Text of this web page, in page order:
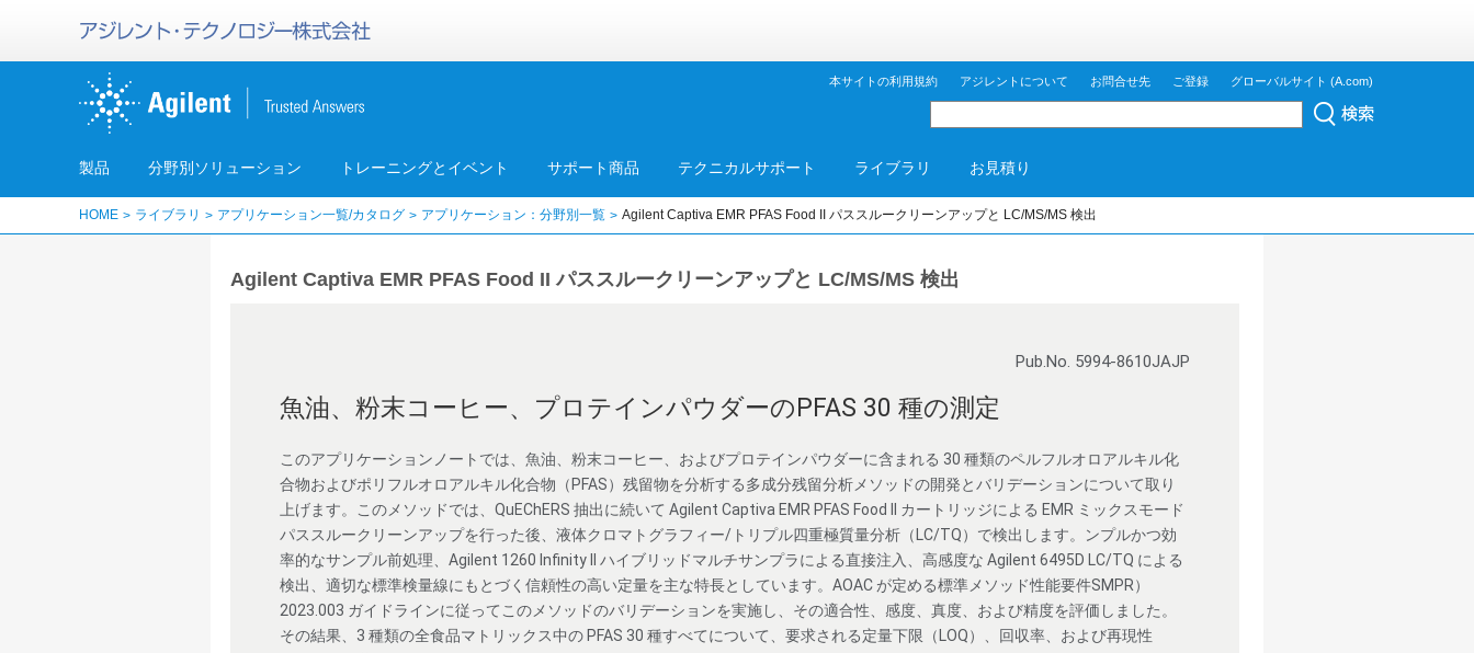
本サイトの利用規約 アジレントについて お問合せ先 ご登録 グローバルサイト (A.com)
製品 分野別ソリューション トレーニングとイベント サポート商品 テクニカルサポート ライブラリ お見積り
HOME ライブラリ アプリケーション一覧/カタログ アプリケーション：分野別一覧 Agilent Captiva EMR PFAS Food II パススルークリーンアップと LC/MS/MS 検出
Agilent Captiva EMR PFAS Food II パススルークリーンアップと LC/MS/MS 検出
Pub.No. 5994-8610JAJP
魚油、粉末コーヒー、プロテインパウダーのPFAS 30 種の測定
このアプリケーションノートでは、魚油、粉末コーヒー、およびプロテインパウダーに含まれる 30 種類のペルフルオロアルキル化
合物およびポリフルオロアルキル化合物（PFAS）残留物を分析する多成分残留分析メソッドの開発とバリデーションについて取り
上げます。このメソッドでは、QuEChERS 抽出に続いて Agilent Captiva EMR PFAS Food II カートリッジによる EMR ミックスモード
パススルークリーンアップを行った後、液体クロマトグラフィー/トリプル四重極質量分析（LC/TQ）で検出します。ンプルかつ効
率的なサンプル前処理、Agilent 1260 Infinity II ハイブリッドマルチサンプラによる直接注入、高感度な Agilent 6495D LC/TQ による
検出、適切な標準検量線にもとづく信頼性の高い定量を主な特長としています。AOAC が定める標準メソッド性能要件SMPR）
2023.003 ガイドラインに従ってこのメソッドのバリデーションを実施し、その適合性、感度、真度、および精度を評価しました。
その結果、3 種類の全食品マトリックス中の PFAS 30 種すべてについて、要求される定量下限（LOQ）、回収率、および再現性